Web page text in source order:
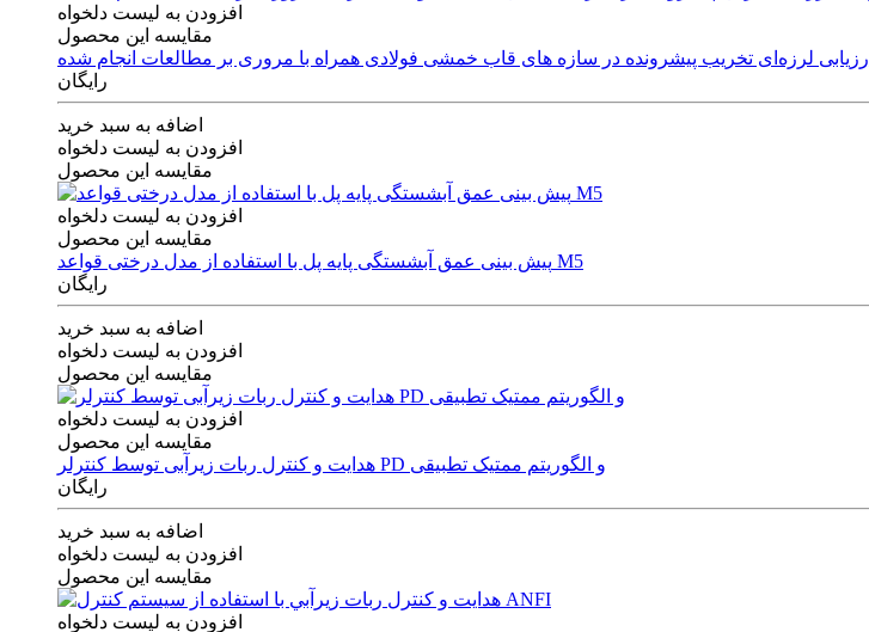
افزودن به لیست دلخواه
مقایسه این محصول
ارزیابی لرزه‌ای تخریب پیشرونده در سازه های قاب خمشی فولادی همراه با مروری بر مطالعات انجام شده
رایگان
اضافه به سبد خرید
افزودن به لیست دلخواه
مقایسه این محصول
افزودن به لیست دلخواه
مقایسه این محصول
پیش بینی عمق آبشستگی پایه پل با استفاده از مدل درختی قواعد M5
رایگان
اضافه به سبد خرید
افزودن به لیست دلخواه
مقایسه این محصول
افزودن به لیست دلخواه
مقایسه این محصول
هدایت و کنترل ربات زیرآبی توسط کنترلر PD و الگوریتم ممتیک تطبیقی
رایگان
اضافه به سبد خرید
افزودن به لیست دلخواه
مقایسه این محصول
افزودن به لیست دلخواه